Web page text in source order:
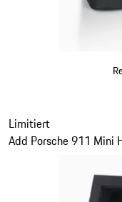
Limitiert
Add Porsche 911
Slide 11 von 20